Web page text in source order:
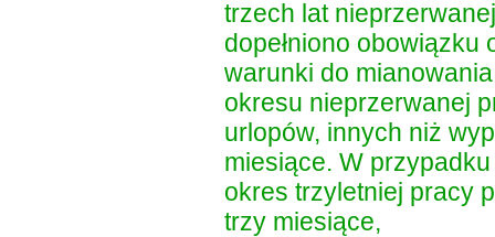
trzech lat
dopełniono obowiązku
warunki do
okresu nieprzerwanej
urlopów, innych niż
miesiące. W
okres trzyletniej pracy
trzy miesiące,